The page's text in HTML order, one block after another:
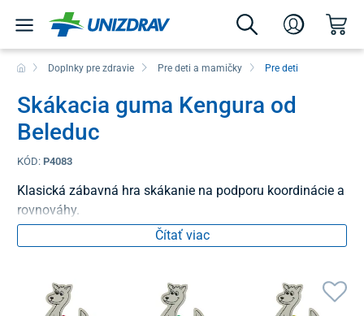
Doplnky pre zdravie Pre deti a mamičky Pre deti
Skákacia guma Kengura od
Beleduc
KÓD: P4083
Klasická zábavná hra skákanie na podporu koordinácie a
rovnováhy.
Čítať viac